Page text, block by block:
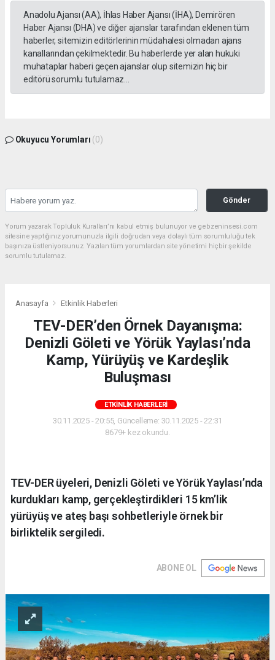
Anadolu Ajansı (AA), İhlas Haber Ajansı (İHA), Demirören
Haber Ajansı (DHA) ve diğer ajanslar tarafından eklenen tüm
haberler, sitemizin editörlerinin müdahalesi olmadan ajans
kanallarından çekilmektedir. Bu haberlerde yer alan hukuki
muhataplar haberi geçen ajanslar olup sitemizin hiç bir
editörü sorumlu tutulamaz...
Okuyucu Yorumları (0)
Gönder
Yorum yazarak Topluluk Kuralları’nı kabul etmiş bulunuyor ve gebzeninsesi.com
sitesine yaptığınız yorumunuzla ilgili doğrudan veya dolaylı tüm sorumluluğu tek
başınıza üstleniyorsunuz. Yazılan tüm yorumlardan site yönetimi hiçbir şekilde
sorumlu tutulamaz.
Anasayfa Etkinlik Haberleri
TEV-DER’den Örnek Dayanışma:
Denizli Göleti ve Yörük Yaylası’nda
Kamp, Yürüyüş ve Kardeşlik
Buluşması
ETKINLIK HABERLERI
30.11.2025 - 20:55, Güncelleme: 30.11.2025 - 22:31
8679+ kez okundu.
TEV-DER üyeleri, Denizli Göleti ve Yörük Yaylası’nda
kurdukları kamp, gerçekleştirdikleri 15 km’lik
yürüyüş ve ateş başı sohbetleriyle örnek bir
birliktelik sergiledi.
ABONE OL